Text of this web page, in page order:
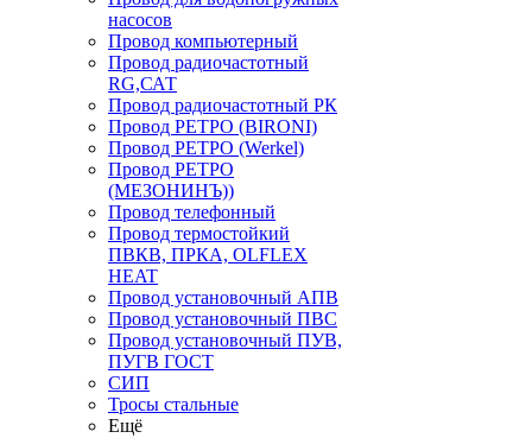
насосов
Провод компьютерный
Провод радиочастотный
RG,САТ
Провод радиочастотный РК
Провод РЕТРО (BIRONI)
Провод РЕТРО (Werkel)
Провод РЕТРО
(МЕЗОНИНЪ))
Провод телефонный
Провод термостойкий
ПВКВ, ПРКА, OLFLEX
HEAT
Провод установочный АПВ
Провод установочный ПВС
Провод установочный ПУВ,
ПУГВ ГОСТ
СИП
Тросы стальные
Ещё